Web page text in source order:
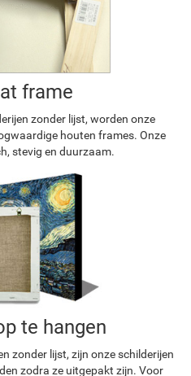
frame
zonder lijst, worden onze
houten frames. Onze
stevig en duurzaam.
te hangen
zonder lijst, zijn onze schilderijen
zodra ze uitgepakt zijn. Voor